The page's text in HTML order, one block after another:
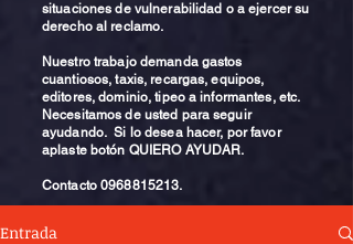
situaciones de vulnerabilidad o a ejercer su
derecho al reclamo.
Nuestro trabajo demanda gastos
cuantiosos, taxis, recargas, equipos,
editores, dominio, tipeo a informantes, etc.
Necesitamos de usted para seguir
ayudando. Si lo desea hacer, por favor
aplaste botón QUIERO AYUDAR.
Contacto0968815213.
Entrada